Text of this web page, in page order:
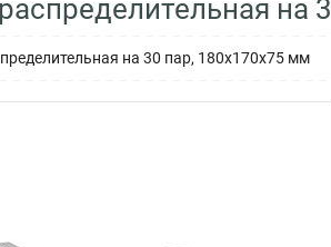
на
на 30 пар, 180х170х75 мм